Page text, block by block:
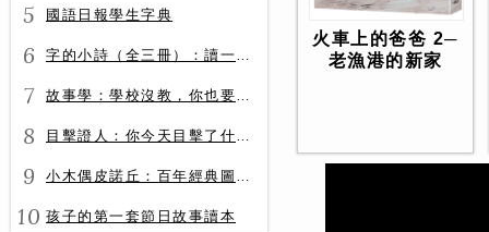
5 國語日報學生字典
6 字的小詩（全三冊）：讀一首詩，交一個字朋友（字字小宇宙+字字看心情+字字有意思）
7 故事學：學校沒教，你也要會的表達力
8 目擊證人：你今天目擊了什麼？
9 小木偶皮諾丘：百年經典圖文全譯版
10 孩子的第一套節日故事讀本
火車上的爸爸 2─
老漁港的新家